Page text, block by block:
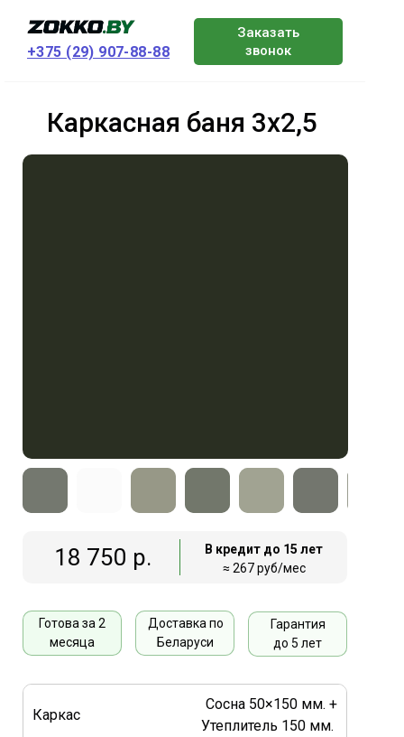
+375 (29) 907-88-88
Заказать
звонок
Каркасная баня 3х2,5
18 750 р.
В кредит до 15 лет
≈ 267 руб/мес
Готова за 2
месяца
Доставка по
Беларуси
Гарантия
до 5 лет
Каркас
Сосна 50×150 мм. +
Утеплитель 150 мм.